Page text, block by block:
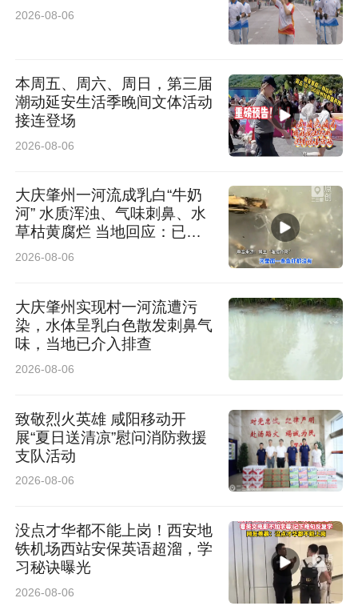
2026-08-06
本周五、周六、周日，第三届
潮动延安生活季晚间文体活动
接连登场
2026-08-06
大庆肇州一河流成乳白“牛奶
河” 水质浑浊、气味刺鼻、水
草枯黄腐烂 当地回应：已介
入排查
2026-08-06
大庆肇州实现村一河流遭污
染，水体呈乳白色散发刺鼻气
味，当地已介入排查
2026-08-06
致敬烈火英雄 咸阳移动开
展“夏日送清凉”慰问消防救援
支队活动
2026-08-06
没点才华都不能上岗！西安地
铁机场西站安保英语超溜，学
习秘诀曝光
2026-08-06